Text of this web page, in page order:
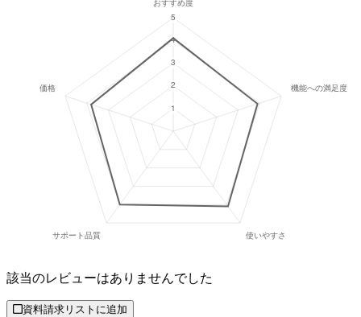
該当のレビューはありませんでした
資料請求リストに追加